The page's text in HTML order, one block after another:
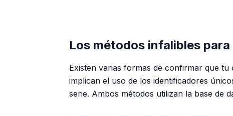
Los métodos infalibles
Existen varias formas de confirmar que tu
implican el uso de los identificadores
serie. Ambos métodos utilizan la base de